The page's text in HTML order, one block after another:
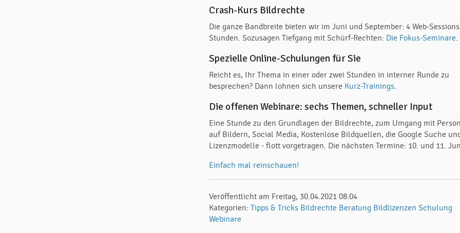
Crash-Kurs Bildrechte
Die ganze Bandbreite bieten wir im Juni und September: 4 Web-
Stunden. Sozusagen Tiefgang mit Schürf-Rechten: Die Fokus-Seminare.
Spezielle Online-Schulungen für Sie
Reicht es, Ihr Thema in einer oder zwei Stunden in interner Runde zu
besprechen? Dann lohnen sich unsere Kurz-Trainings.
Die offenen Webinare: sechs Themen, schneller Input
Eine Stunde zu den Grundlagen der Bildrechte, zum Umgang mit
auf Bildern, Social Media, Kostenlose Bildquellen, die Google Suche
Lizenzmodelle - flott vorgetragen. Die nächsten Termine: 10. und 11.
Einfach mal reinschauen!
Veröffentlicht am Freitag, 30.04.2021 08:04
Kategorien:Tipps & Tricks Bildrechte Beratung Bildlizenzen Schulung
Webinare